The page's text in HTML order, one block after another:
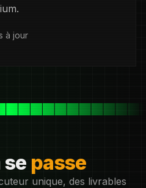
à jour
passe
unique, des livrables